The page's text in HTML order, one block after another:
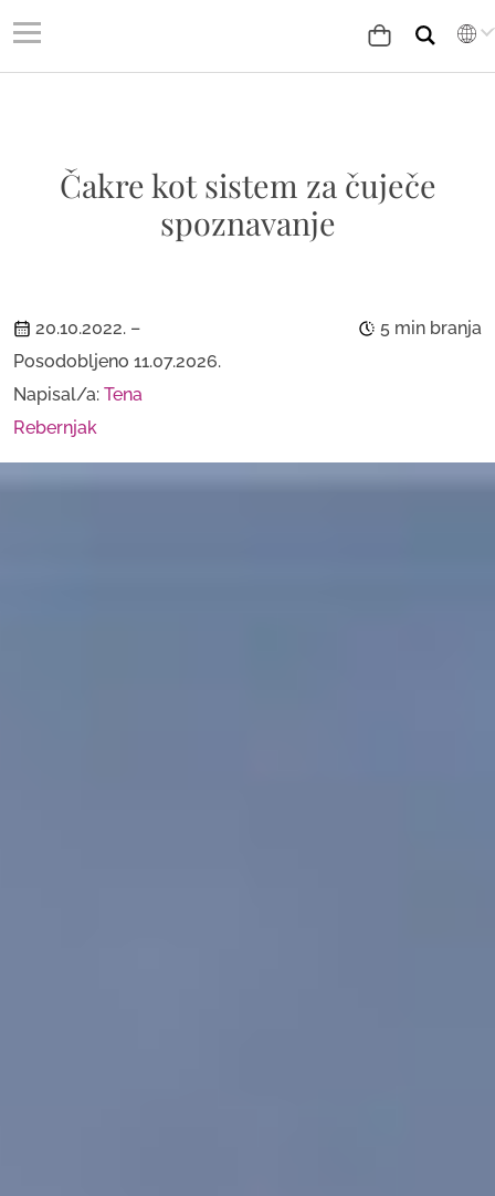
Čakre kot sistem za čuječe
spoznavanje
20.10.2022. –
Posodobljeno 11.07.2026.
Napisal/a: Tena
Rebernjak
5 min branja